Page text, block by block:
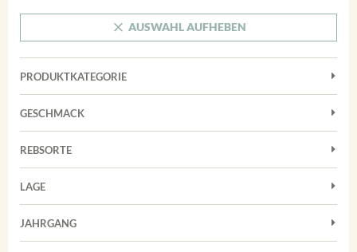
AUSWAHL AUFHEBEN
PRODUKTKATEGORIE
Cuvées
Rosé
Weißwein
GESCHMACK
Trocken
REBSORTE
Chardonnay
Grauburgunder
LAGE
Achkarrer Schlossberg
JAHRGANG